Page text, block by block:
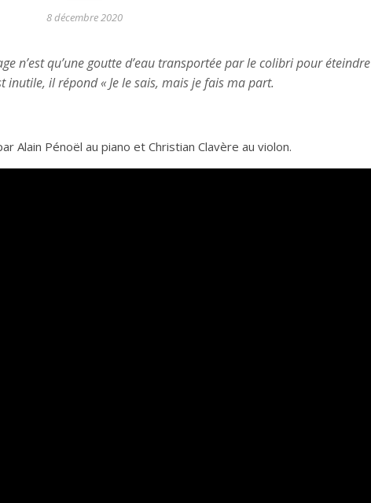
8 décembre 2020
n’est qu’une goutte d’eau transportée par le colibri pour éteindre
inutile, il répond « Je le sais, mais je fais ma part.
Alain Pénoël au piano et Christian Clavère au violon.